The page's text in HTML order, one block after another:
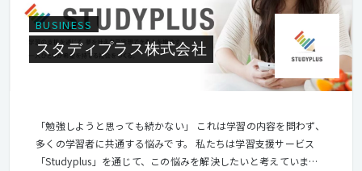
BUSINESS
スタディプラス株式会社
「勉強しようと思っても続かない」 これは学習の内容を問わず、
多くの学習者に共通する悩みです。 私たちは学習支援サービス
「Studyplus」を通じて、この悩みを解決したいと考えていま